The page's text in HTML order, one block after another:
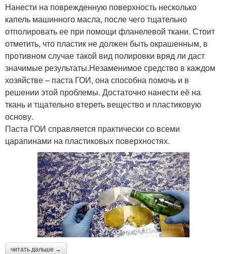
Нанести на поврежденную поверхность несколько
капель машинного масла, после чего тщательно
отполировать ее при помощи фланелевой ткани. Стоит
отметить, что пластик не должен быть окрашенным, в
противном случае такой вид полировки вряд ли даст
значимые результаты.Незаменимое средство в каждом
хозяйстве – паста ГОИ, она способна помочь и в
решении этой проблемы. Достаточно нанести её на
ткань и тщательно втереть вещество и пластиковую
основу.
Паста ГОИ справляется практически со всеми
царапинами на пластиковых поверхностях.
читать дальше →